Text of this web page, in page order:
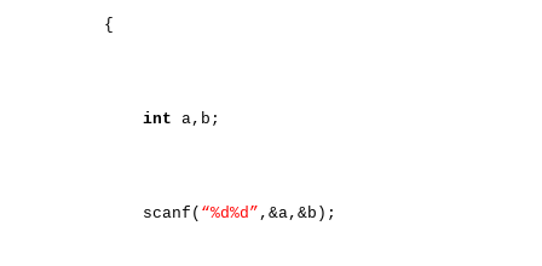
{
int a,b;
scanf( “%d%d” ,&a,&b);